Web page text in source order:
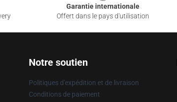
Garantie internationale
Offert dans le pays d'utilisation
Notre soutien
Politiques d'expédition et de livraison
Conditions de paiement